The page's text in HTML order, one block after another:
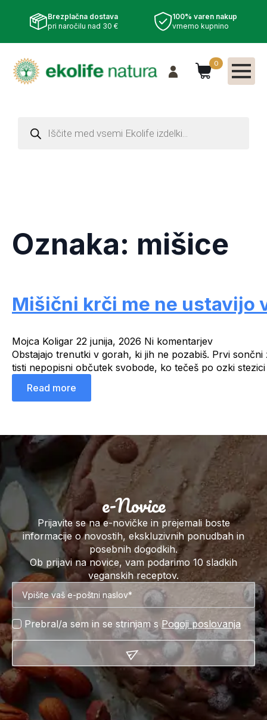
Brezplačna dostava
pri naročilu nad 30 €
100% varen nakup
vrnemo kupnino
0
search
Oznaka: mišice
Mišični krči me ne ustavijo
Mojca Koligar 22 junija, 2026 Ni komentarjev
Obstajajo trenutki v gorah, ki jih ne pozabiš. Prvi
tisti nepopisni občutek svobode, ko tečeš po ozki
Read more
e-Novice
Prijavite se na e-novičke in prejemali boste
informacije o novostih, ekskluzivnih ponudbah in
posebnih dogodkih.
Ob prijavi na novice, vam podarimo 10 sladkih
veganskih receptov.
Prebral/a sem in se strinjam s Pogoji poslovanja